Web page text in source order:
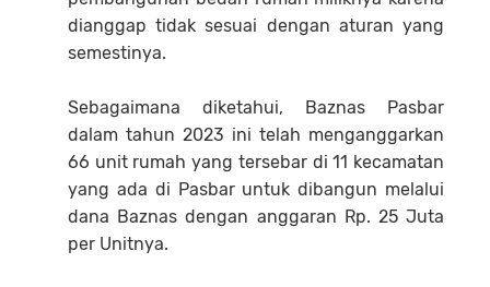
dianggap tidak sesuai dengan aturan yang
semestinya.
Sebagaimana diketahui, Baznas Pasbar
dalam tahun 2023 ini telah menganggarkan
66 unit rumah yang tersebar di 11 kecamatan
yang ada di Pasbar untuk dibangun melalui
dana Baznas dengan anggaran Rp. 25 Juta
per Unitnya.